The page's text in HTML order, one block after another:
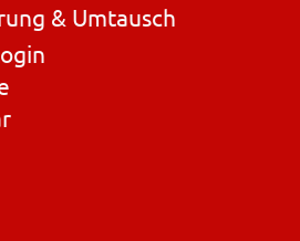
& Umtausch